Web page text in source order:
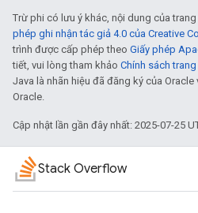
Trừ phi có lưu ý khác, nội dung của
phép ghi nhận tác giả 4.0 của Creative
trình được cấp phép theo Giấy phép
tiết, vui lòng tham khảo Chính sách
Java là nhãn hiệu đã đăng ký của
Oracle.
Cập nhật lần gần đây nhất: 2025-07-25
Stack Overflow